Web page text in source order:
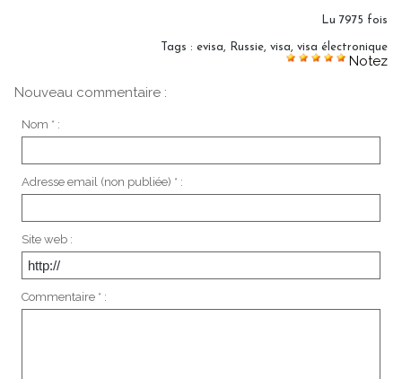
Lu 7975 fois
Tags : evisa, Russie, visa, visa électronique
Notez
Nouveau commentaire :
Nom * :
Adresse email (non publiée) * :
Site web :
Commentaire * :